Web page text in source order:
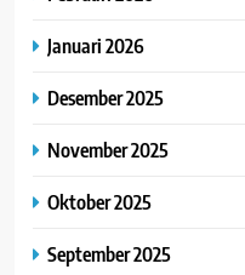
Januari 2026
Desember 2025
November 2025
Oktober 2025
September 2025